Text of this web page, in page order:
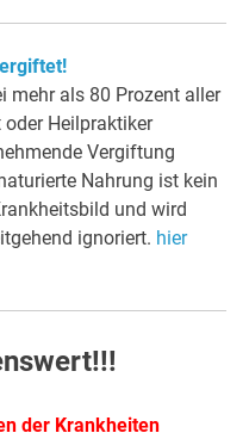
mehr als 80 Prozent aller
Heilpraktiker
Vergiftung
Nahrung ist kein
und wird
ignoriert. hier
der Krankheiten